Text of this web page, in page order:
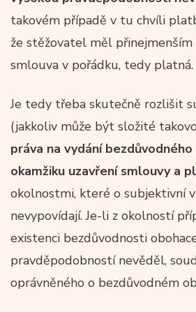
takovém případě v tu chvíli
že stěžovatel měl
smlouva v pořádku, tedy platná.
Je tedy třeba skutečně rozlišit
(jakkoliv může být složité
práva na vydání
okamžiku uzavření smlouvy a
okolnostmi, které o subjektivní
nevypovídají. Je-li z okolností
existenci bezdůvodnosti
pravděpodobností nevěděl,
oprávněného o bezdůvodném